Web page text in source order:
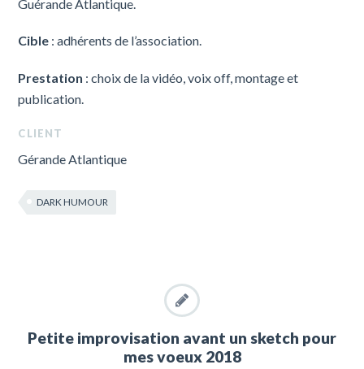
Guérande Atlantique.
Cible : adhérents de l’association.
Prestation : choix de la vidéo, voix off, montage et
publication.
CLIENT
Gérande Atlantique
DARK HUMOUR
Petite improvisation avant un sketch pour
mes voeux 2018